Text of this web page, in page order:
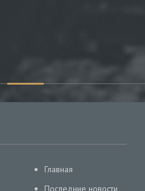
Главная
Последние новости